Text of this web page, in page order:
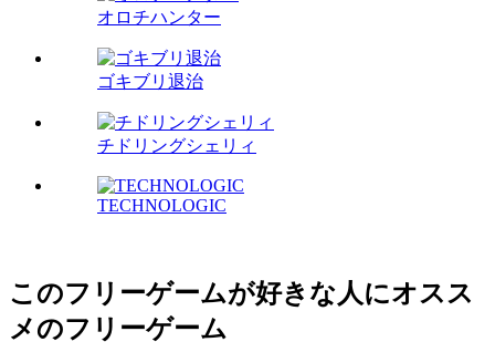
オロチハンター
ゴキブリ退治
チドリングシェリィ
TECHNOLOGIC
このフリーゲームが好きな人にオスス
メのフリーゲーム